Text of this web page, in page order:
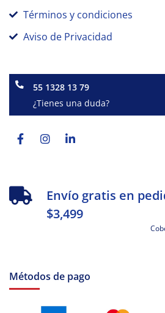
Términos y condiciones
Aviso de Privacidad
55 1328 13 79
¿Tienes una duda?
f
Envío gratis en
$3,499
Métodos de pago